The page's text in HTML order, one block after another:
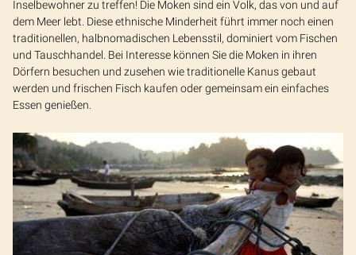
Inselbewohner zu treffen! Die Moken sind ein Volk, das von und auf
dem Meer lebt. Diese ethnische Minderheit führt immer noch einen
traditionellen, halbnomadischen Lebensstil, dominiert vom Fischen
und Tauschhandel. Bei Interesse können Sie die Moken in ihren
Dörfern besuchen und zusehen wie traditionelle Kanus gebaut
werden und frischen Fisch kaufen oder gemeinsam ein einfaches
Essen genießen.